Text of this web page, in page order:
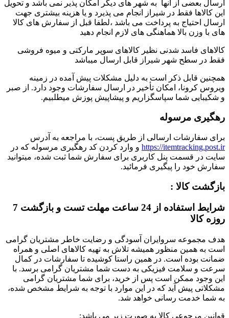
ارسال بعضی از آنها به شهر های دیگر امکان پذیر نمی باشد و تحویل
این کالاها فقط در شیراز انجام می پذیرد و یا هزینه بیشتری جهت
ارسال احتیاج به پرداخت می باشد ،لطفا قبل از سفارش های کالا
های با وزن بالا هماهنگی های لازم انجام دهید
کالاهای فاسد شدنی نظیر کالاهای سوپر مارکتی و میوه فروشی
فقط در سطح شهر شیراز قابل ارسال میباشد
همچنین قابل ذکر است به دلیل مشکلات پیش آمده در زمینه
ویروس کرونا، امکان تأخیر در ارسال سفارشات وجود دارد. از صبر
و شکیبایی شما سپاسگزاریم و پیشاپیش پوزش میطلبیم.
رهگیری مرسوله
برای سفارشات ارسالی از طریق پست، با مراجعه به آدرس
https://itemtracking.post.ir و وارد کردن کد رهگیری مرسوله که در
سایت در قسمت پنل کاربری برای سفارش شما ثبت شده، میتوانید
سفارش خود را پیگیری فرمائید.
بازگشت کالا :
شرایط استفاده از 24 ساعت مهلت تست و بازگشت 7
روزه کالا
هدف مجموعه سروایران آسودگی و رضایت خاطر مشتریان گرامی
است به همین منظور همیشه تلاش به تهیه کالاهای اصلی و همراه
ضمانت بوده است. در همین راستا کوشیده تا سفارشات در کمال
سرعت و سلامت فیزیکی به دست شما مشتریان گرامی برسد. با
این وجود ممکن است پس از خرید، برای شما مشتریان گرامی
مشکلاتی پیش آید که در این موارد با توجه به شرایط مشخص شده،
به شما خدمت رسانی خواهد شد.
قوانین مرجوعی کالا به صورت زیر می باشد: